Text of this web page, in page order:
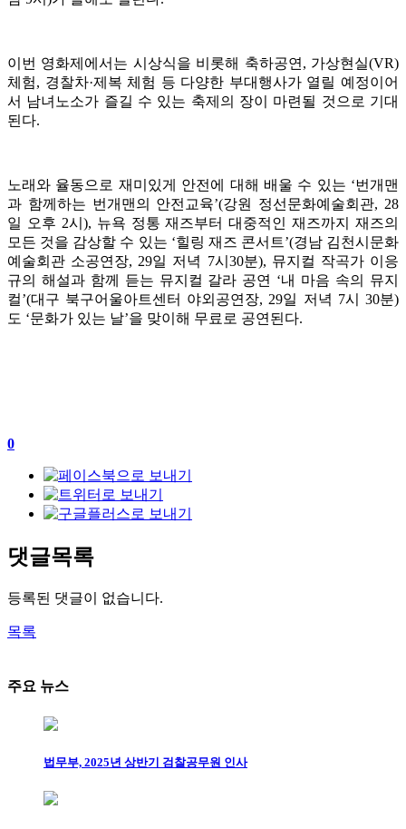
이번 영화제에서는 시상식을 비롯해 축하공연, 가상현실(VR)
체험, 경찰차·제복 체험 등 다양한 부대행사가 열릴 예정이어
서 남녀노소가 즐길 수 있는 축제의 장이 마련될 것으로 기대
된다.
노래와 율동으로 재미있게 안전에 대해 배울 수 있는 ‘번개맨
과 함께하는 번개맨의 안전교육’(강원 정선문화예술회관, 28
일 오후 2시), 뉴욕 정통 재즈부터 대중적인 재즈까지 재즈의
모든 것을 감상할 수 있는 ‘힐링 재즈 콘서트’(경남 김천시문화
예술회관 소공연장, 29일 저녁 7시30분), 뮤지컬 작곡가 이응
규의 해설과 함께 듣는 뮤지컬 갈라 공연 ‘내 마음 속의 뮤지
컬’(대구 북구어울아트센터 야외공연장, 29일 저녁 7시 30분)
도 ‘문화가 있는 날’을 맞이해 무료로 공연된다.
0
댓글목록
등록된 댓글이 없습니다.
목록
주요 뉴스
법무부, 2025년 상반기 검찰공무원 인사